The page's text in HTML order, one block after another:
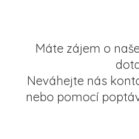
Máte zájem o
Neváhejte nás
nebo pomocí